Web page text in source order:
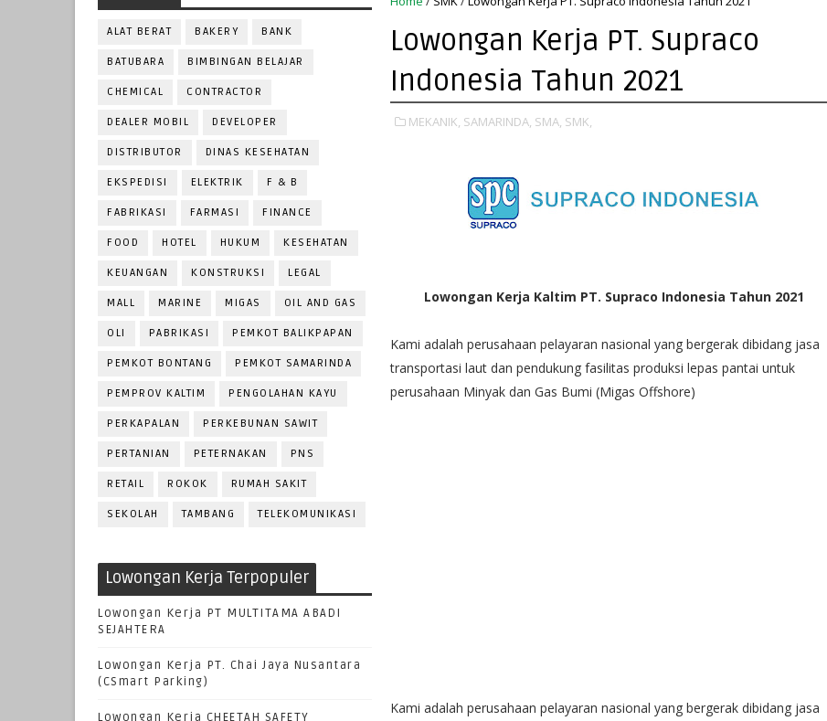
ALAT BERAT BAKERY BANK
BATUBARA BIMBINGAN BELAJAR
CHEMICAL CONTRACTOR
DEALER MOBIL DEVELOPER
DISTRIBUTOR DINAS KESEHATAN
EKSPEDISI ELEKTRIK F & B
FABRIKASI FARMASI FINANCE
FOOD HOTEL HUKUM KESEHATAN
KEUANGAN KONSTRUKSI LEGAL
MALL MARINE MIGAS OIL AND GAS
OLI PABRIKASI PEMKOT BALIKPAPAN
PEMKOT BONTANG PEMKOT SAMARINDA
PEMPROV KALTIM PENGOLAHAN KAYU
PERKAPALAN PERKEBUNAN SAWIT
PERTANIAN PETERNAKAN PNS
RETAIL ROKOK RUMAH SAKIT
SEKOLAH TAMBANG TELEKOMUNIKASI
Lowongan Kerja Terpopuler
Lowongan Kerja PT MULTITAMA ABADI
SEJAHTERA
Lowongan Kerja PT. Chai Jaya Nusantara
(CSmart Parking)
Lowongan Kerja CHEETAH SAFETY
Lowongan Kerja PT. Supraco
Indonesia Tahun 2021
MEKANIK, SAMARINDA, SMA, SMK,
Lowongan Kerja Kaltim PT. Supraco Indonesia Tahun 2021
Kami adalah perusahaan pelayaran nasional yang bergerak dibidang jasa
transportasi laut dan pendukung fasilitas produksi lepas pantai untuk
perusahaan Minyak dan Gas Bumi (Migas Offshore)
Kami adalah perusahaan pelayaran nasional yang bergerak dibidang jasa